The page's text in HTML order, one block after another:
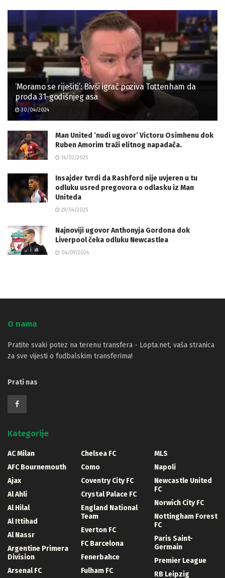
‘Moramo se riješiti’: Bivši igrač poziva Tottenham da
proda 31-godišnjeg asa
30/04/2024
Man United ‘nudi ugovor’ Victoru Osimhenu dok
Ruben Amorim traži elitnog napadača.
16/02/2025
Insajder tvrdi da Rashford nije uvjeren u tu
odluku usred pregovora o odlasku iz Man
Uniteda
29/04/2025
Najnoviji ugovor Anthonyja Gordona dok
Liverpool čeka odluku Newcastlea
04/09/2024
O nama
Pratite svaki potez na terenu transfera - Lopta.net, vaša stranica
za sve vijesti o fudbalskim transferima!
Prati nas
Kategorije
AC Milan
AFC Bournemouth
Ajax
Al Ahli
Al Hilal
Al Ittihad
Al Nassr
Argentine Primera
Division
Arsenal FC
Chelsea FC
Como
Coventry City FC
Crystal Palace FC
England National
Team
Everton FC
FC Barcelona
Fenerbahce
Fulham FC
MLS
Napoli
Newcastle United
FC
Norwich City FC
Nottingham Forest
FC
Paris Saint-
Germain
Premier League
RB Leipzig